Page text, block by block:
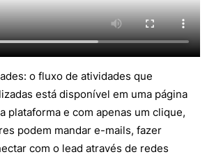
o fluxo de atividades que
está disponível em uma página
plataforma e com apenas um clique,
podem mandar e-mails, fazer
com o lead através de redes